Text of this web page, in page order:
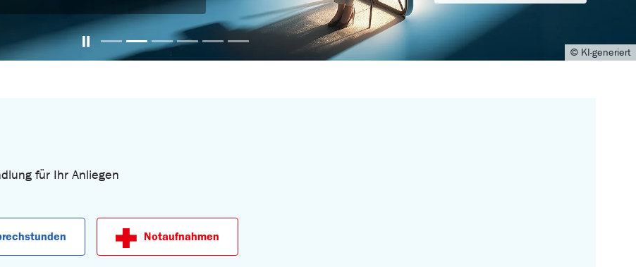
© KI-generiert
© SalenayaAlena/stock.adobe.com (KI-generiert)
Carousel pausieren
für Ihr Anliegen
Notaufnahmen